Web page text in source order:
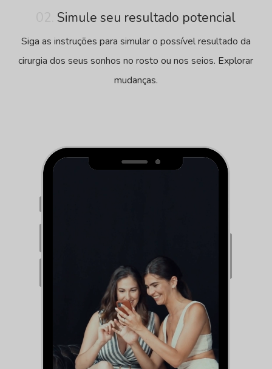
Simule seu resultado potencial
Siga as instruções para simular o possível resultado da
cirurgia dos seus sonhos no rosto ou nos seios. Explorar
mudanças.